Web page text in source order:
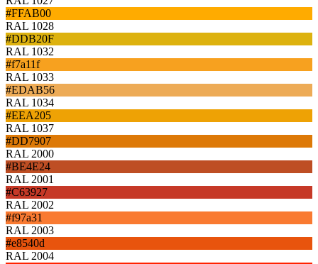
#FFAB00
RAL 1028
#DDB20F
RAL 1032
#f7a11f
RAL 1033
#EDAB56
RAL 1034
#EEA205
RAL 1037
#DD7907
RAL 2000
#BE4E24
RAL 2001
#C63927
RAL 2002
#f97a31
RAL 2003
#e8540d
RAL 2004